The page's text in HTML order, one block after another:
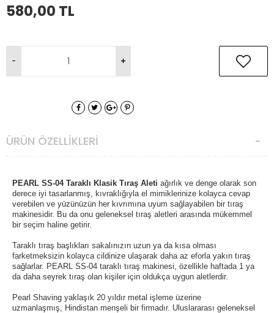
580,00 TL
ÜRÜN ÖZELLIKLERI
PEARL SS-04 Taraklı Klasik Tıraş Aleti ağırlık ve denge olarak son
derece iyi tasarlanmış, kıvraklığıyla el mimiklerinize kolayca cevap
verebilen ve yüzünüzün her kıvrımına uyum sağlayabilen bir tıraş
makinesidir. Bu da onu geleneksel tıraş aletleri arasında mükemmel
bir seçim haline getirir.
Taraklı tıraş başlıkları sakalınızın uzun ya da kısa olması
farketmeksizin kolayca cildinize ulaşarak daha az eforla yakın tıraş
sağlarlar. PEARL SS-04 taraklı tıraş makinesi, özellikle haftada 1 ya
da daha seyrek tıraş olan kişiler için oldukça uygun aletlerdir.
Pearl Shaving yaklaşık 20 yıldır metal işleme üzerine
uzmanlaşmış, Hindistan menşeli bir firmadır. Uluslararası geleneksel